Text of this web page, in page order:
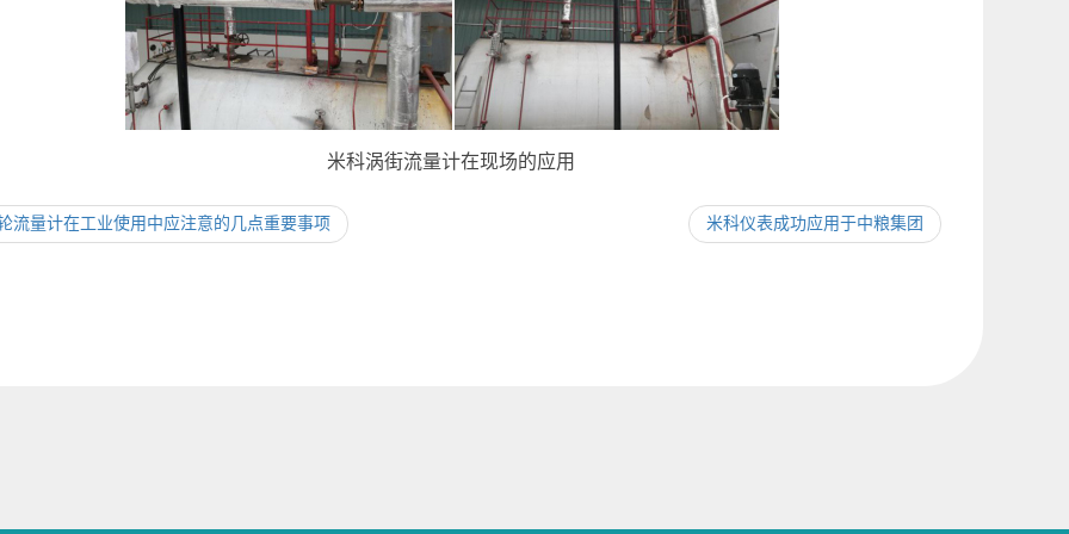
米科涡街流量计在现场的应用
流量计在工业使用中应注意的几点重要事项 米科仪表成功应用于中粮集团